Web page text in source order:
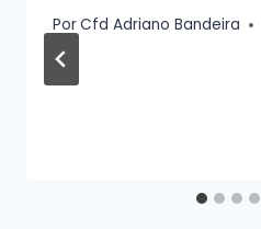
PorCfd Adriano Bandeira